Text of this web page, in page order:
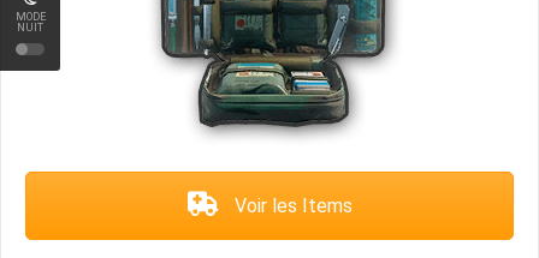
MODE
NUIT
Voir les Items